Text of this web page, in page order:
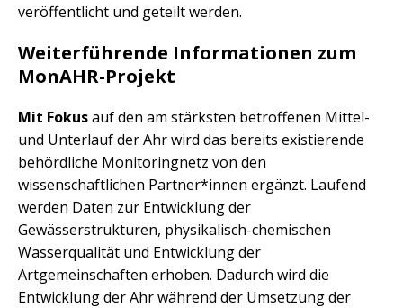
veröffentlicht und geteilt werden.
Weiterführende Informationen zum
MonAHR-Projekt
Mit Fokusauf den am stärksten betroffenen Mittel-
und Unterlauf der Ahr wird das bereits existierende
behördliche Monitoringnetz von den
wissenschaftlichen Partner*innen ergänzt. Laufend
werden Daten zur Entwicklung der
Gewässerstrukturen, physikalisch-chemischen
Wasserqualität und Entwicklung der
Artgemeinschaften erhoben. Dadurch wird die
Entwicklung der Ahr während der Umsetzung der